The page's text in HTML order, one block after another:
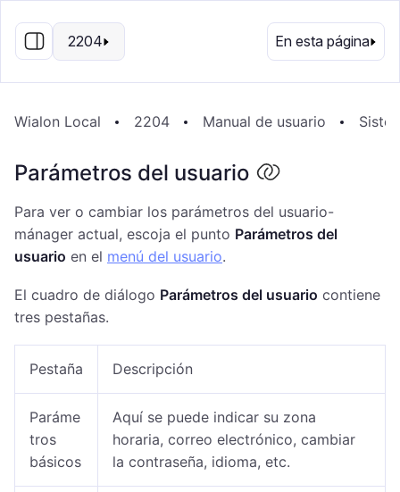
ES
2204 En esta página
Wialon Local 2204 Manual de usuario
Parámetros del usuario
Para ver o cambiar los parámetros del usuario-
mánager actual, escoja el punto Parámetros del
usuario en el menú del usuario.
El cuadro de diálogo Parámetros del usuario contiene
tres pestañas.
Pestaña Descripción
Paráme
tros
básicos
Aquí se puede indicar su zona
horaria, correo electrónico, cambiar
la contraseña, idioma, etc.